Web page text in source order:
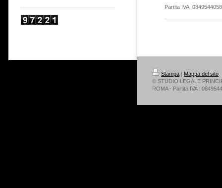
Partita IVA:
Stampa | Mappa del sito
© STUDIO LEGALE
ROMA - Partita IVA :